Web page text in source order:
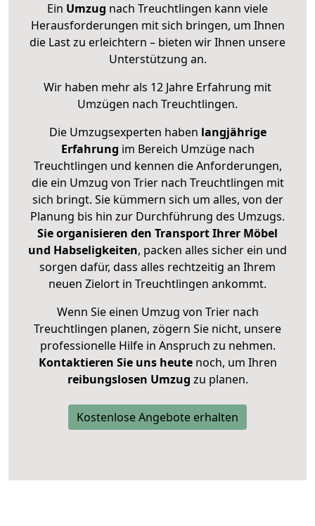
Ein Umzug nach Treuchtlingen kann viele
Herausforderungen mit sich bringen, um Ihnen
die Last zu erleichtern – bieten wir Ihnen unsere
Unterstützung an.
Wir haben mehr als 12 Jahre Erfahrung mit
Umzügen nach Treuchtlingen.
Die Umzugsexperten haben langjährige
Erfahrung im Bereich Umzüge nach
Treuchtlingen und kennen die Anforderungen,
die ein Umzug von Trier nach Treuchtlingen mit
sich bringt. Sie kümmern sich um alles, von der
Planung bis hin zur Durchführung des Umzugs.
Sie organisieren den Transport Ihrer Möbel
und Habseligkeiten, packen alles sicher ein und
sorgen dafür, dass alles rechtzeitig an Ihrem
neuen Zielort in Treuchtlingen ankommt.
Wenn Sie einen Umzug von Trier nach
Treuchtlingen planen, zögern Sie nicht, unsere
professionelle Hilfe in Anspruch zu nehmen.
Kontaktieren Sie uns heutenoch, um Ihren
reibungslosen Umzug zu planen.
Kostenlose Angebote erhalten